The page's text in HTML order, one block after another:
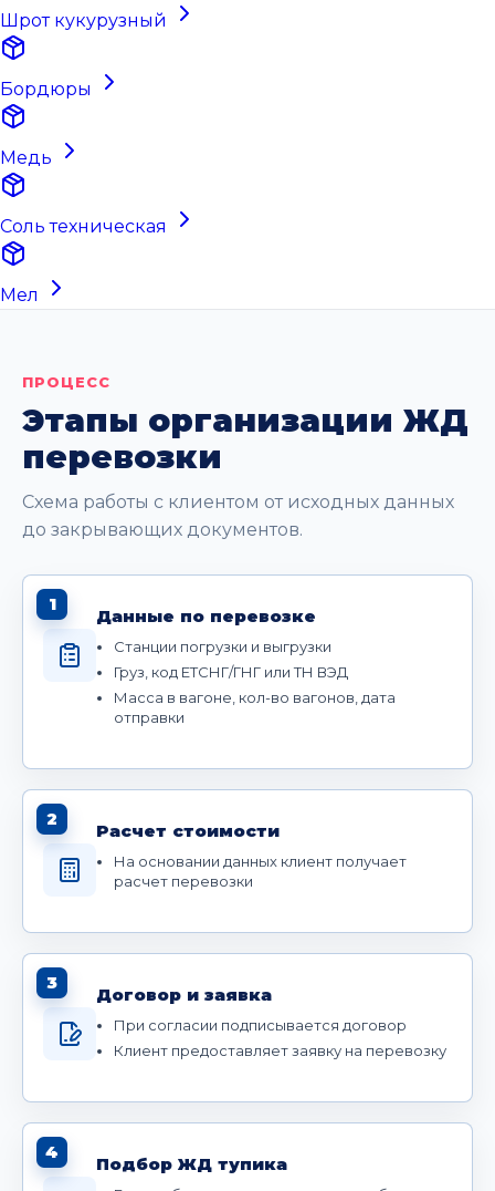
Шрот кукурузный
Бордюры
Медь
Соль техническая
Мел
ПРОЦЕСС
Этапы организации ЖД
перевозки
Схема работы с клиентом от исходных данных
до закрывающих документов.
1
Данные по перевозке
Станции погрузки и выгрузки
Груз, код ЕТСНГ/ГНГ или ТН ВЭД
Масса в вагоне, кол-во вагонов, дата
отправки
2
Расчет стоимости
На основании данных клиент получает
расчет перевозки
3
Договор и заявка
При согласии подписывается договор
Клиент предоставляет заявку на перевозку
4
Подбор ЖД тупика